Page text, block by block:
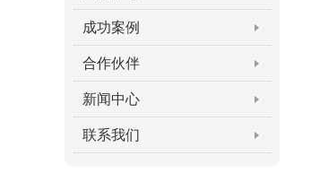
成功案例
合作伙伴
新闻中心
联系我们